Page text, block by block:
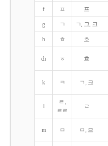
f ㅍ 프
g ㄱ ㄱ, 그, 크
h ㅎ 흐
ch ㅎ 흐
k ㅋ ㄱ, 크
l
ㄹ,
ㄹㄹ
ㄹ
m ㅁ ㅁ, 므